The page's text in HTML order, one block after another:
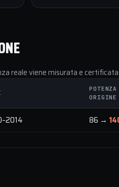
reale viene misurata e
POTENZA
86 →